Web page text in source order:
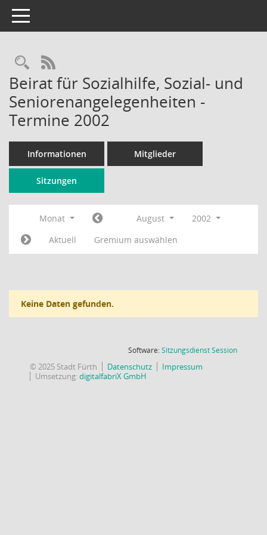
Toggle navigation
Rechercheauswahl
RSS-Feed
Beirat für Sozialhilfe, Sozial- und
Seniorenangelegenheiten -
Termine 2002
Informationen Mitglieder
Sitzungen
Monat August
2002
Aktuell
Gremium auswählen
Keine Daten gefunden.
Software:SitzungsdienstSession(Wird in
© 2025 Stadt Fürth Datenschutz
Impressum
Umsetzung:digitalfabriX GmbH